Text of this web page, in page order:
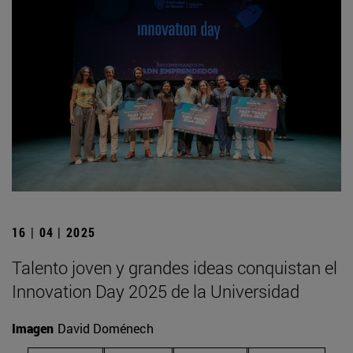
16 | 04 | 2025
Talento joven y grandes ideas conquistan el
Innovation Day 2025 de la Universidad
Imagen David Doménech